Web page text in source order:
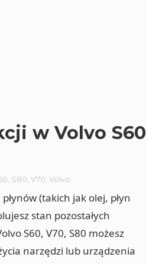
w Volvo S60
S80 ,V70 ,Volvo
(takich jak olej, płyn
stan pozostałych
S60, V70, S80 możesz
narzędzi lub urządzenia